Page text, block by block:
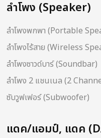
ลำโพง (Speaker)
ลำโพงพกพา (Portable
ลำโพงไร้สาย (Wireless
ลำโพงซาวด์บาร์ (Soundbar)
ลำโพง 2 แชนเนล (2
ซับวูฟเฟอร์ (Subwoofer)
แดค/แอมป์, แดค